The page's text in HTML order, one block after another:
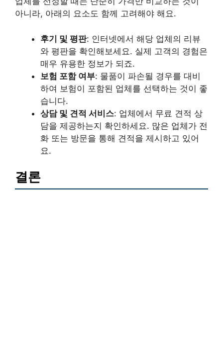
아니라, 아래의 요소도 함께 고려해야 해요.
후기 및 평판: 인터넷에서 해당 업체의 리뷰
와 평판을 확인해보세요. 실제 고객의 경험은
매우 유용한 정보가 되죠.
보험 포함 여부: 물품이 파손될 경우를 대비
하여 보험이 포함된 업체를 선택하는 것이 좋
습니다.
상담 및 견적 서비스: 업체에서 무료 견적 상
담을 제공하는지 확인하세요. 많은 업체가 전
화 또는 방문을 통해 견적을 제시하고 있어
요.
결론